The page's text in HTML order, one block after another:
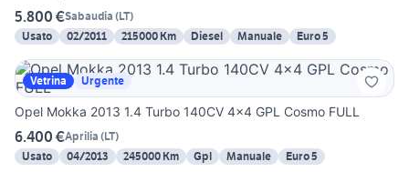
5.800 €Sabaudia (LT)
Usato
02/2011 215000 Km Diesel Manuale Euro 5
Vetrina Urgente
Opel Mokka 2013 1.4 Turbo 140CV 4x4 GPL Cosmo FULL
6.400 €Aprilia (LT)
Usato
04/2013 245000 Km Gpl Manuale Euro 5